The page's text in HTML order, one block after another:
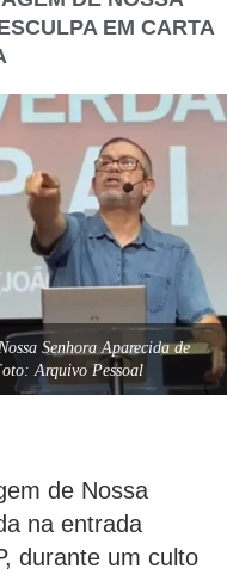
EM CARTA
Senhora Aparecida de
Arquivo Pessoal
de Nossa
na entrada
durante um culto